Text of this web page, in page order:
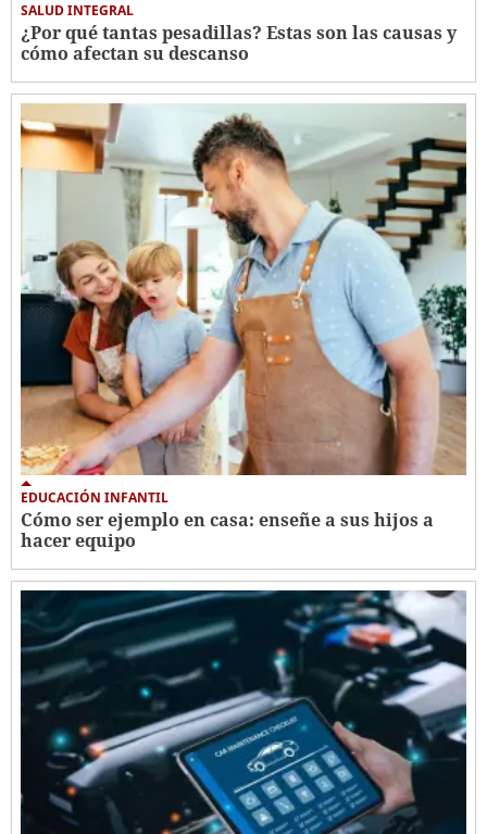
SALUD INTEGRAL
¿Por qué tantas pesadillas? Estas son las causas y
cómo afectan su descanso
EDUCACIÓN INFANTIL
Cómo ser ejemplo en casa: enseñe a sus hijos a
hacer equipo